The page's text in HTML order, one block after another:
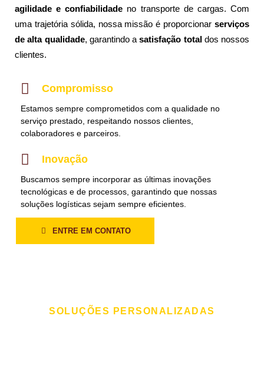
agilidade e confiabilidade no transporte de cargas. Com
uma trajetória sólida, nossa missão é proporcionar serviços
de alta qualidade, garantindo asatisfação totaldos nossos
clientes.
Compromisso
Estamos sempre comprometidos com a qualidade no
serviço prestado, respeitando nossos clientes,
colaboradores e parceiros.
Inovação
Buscamos sempre incorporar as últimas inovações
tecnológicas e de processos, garantindo que nossas
soluções logísticas sejam sempre eficientes.
ENTRE EM CONTATO
SOLUÇÕES PERSONALIZADAS